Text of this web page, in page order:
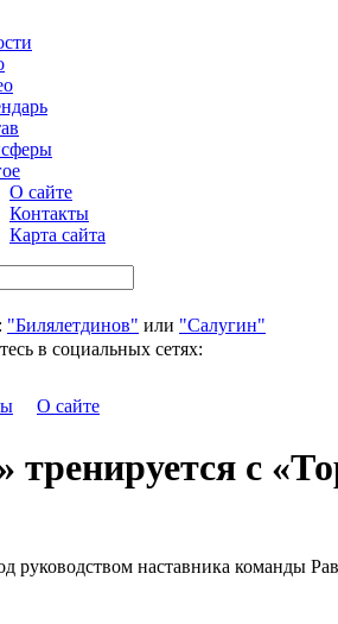
О сайте
Контакты
Карта сайта
"Билялетдинов" или "Салугин"
в социальных сетях:
О сайте
с
руководством наставника команды